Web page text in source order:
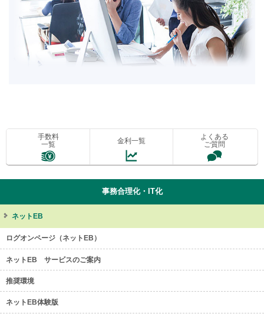
手数料
一覧
金利一覧
よくある
ご質問
事務合理化・IT化
ネットEB
ログオンページ（ネットEB）
ネットEB サービスのご案内
推奨環境
ネットEB体験版